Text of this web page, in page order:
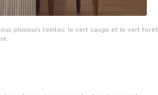
plusieurs teintes, le vert sauge et le vert forêt